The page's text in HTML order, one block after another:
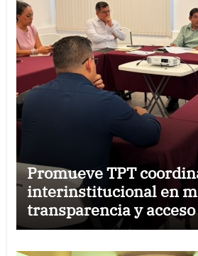
Promueve TPT
interinstitucional en
transparencia y acceso
información pública